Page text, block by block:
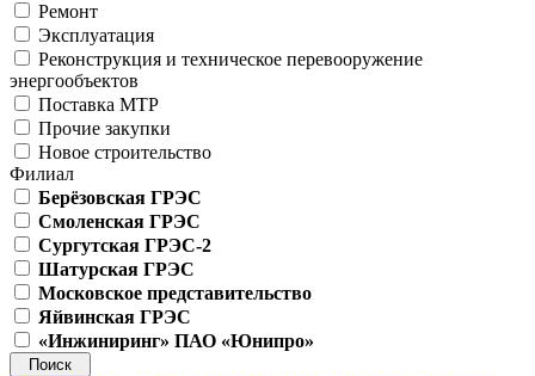
Ремонт
Эксплуатация
Реконструкция и техническое перевооружение
энергообъектов
Поставка МТР
Прочие закупки
Новое строительство
Филиал
Берёзовская ГРЭС
Смоленская ГРЭС
Сургутская ГРЭС-2
Шатурская ГРЭС
Московское представительство
Яйвинская ГРЭС
«Инжиниринг» ПАО «Юнипро»